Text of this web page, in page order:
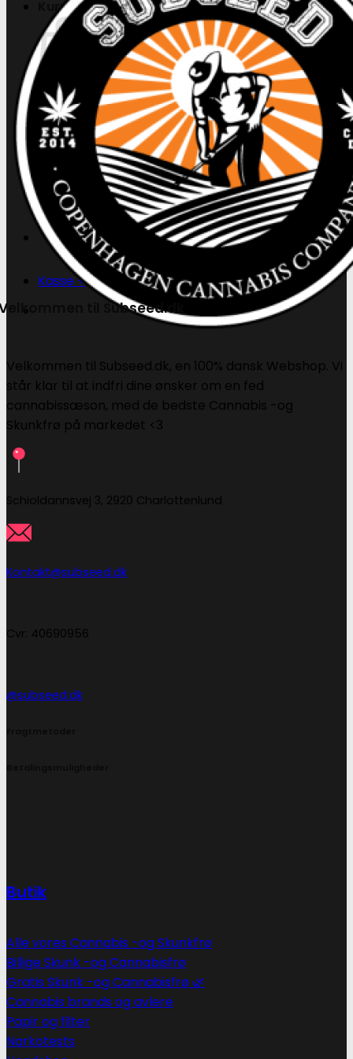
Kurv
Ingen produkter i kurven.
Tilbage til shoppen
Søg
efter:
Kasse+
til Subseed.dk
Velkommen til Subseed.dk, en 100% dansk Webshop. Vi
står klar til at indfri dine ønsker om en fed
cannabissæson, med de bedste Cannabis -og
Skunkfrø på markedet <3
Schioldannsvej 3, 2920 Charlottenlund
Kontakt@subseed.dk
Cvr: 40690956
@subseed.dk
Butik
Alle vores Cannabis -og Skunkfrø
Billige Skunk -og Cannabisfrø
Gratis Skunk -og Cannabisfrø 🌿
Cannabis brands og avlere
Papir og filter
Narkotests